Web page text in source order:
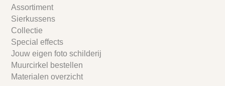
Assortiment
Sierkussens
Collectie
Special effects
Jouw eigen foto schilderij
Muurcirkel bestellen
Materialen overzicht